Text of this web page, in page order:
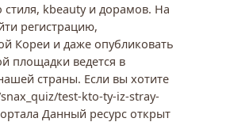
стиля, kbeauty и дорамов. На
регистрацию,
Кореи и даже опубликовать
площадки ведется в
страны. Если вы хотите
test-kto-ty-iz-stray-
Данный ресурс открыт